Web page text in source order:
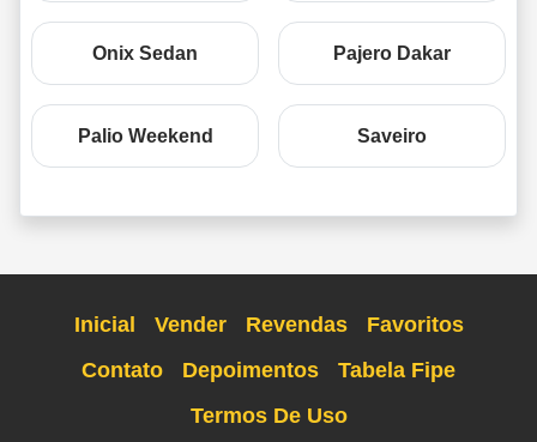
Onix Sedan Pajero Dakar
Palio Weekend Saveiro
Inicial Vender Revendas
Favoritos
Contato
Depoimentos
Tabela Fipe
Termos De Uso